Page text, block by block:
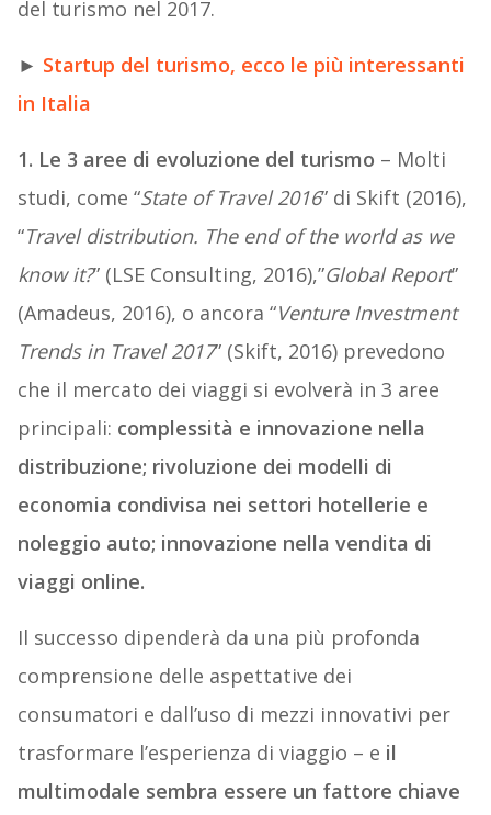
del turismo nel 2017.
► Startup del turismo, ecco le più interessanti
in Italia
1. Le 3 aree di evoluzione del turismo – Molti
studi, come “Stateof Travel 2016” di Skift (2016),
“Traveldistribution. The end of the world as we
know it?” (LSE Consulting, 2016),”GlobalReport”
(Amadeus, 2016), o ancora “VentureInvestment
Trends in Travel 2017” (Skift, 2016) prevedono
che il mercato dei viaggi si evolverà in 3 aree
principali: complessità e innovazione nella
distribuzione; rivoluzione dei modelli di
economia condivisa nei settori hotellerie e
noleggio auto; innovazione nella vendita di
viaggi online.
Il successo dipenderà da una più profonda
comprensione delle aspettative dei
consumatori e dall’uso di mezzi innovativi per
trasformare l’esperienza di viaggio – e il
multimodale sembra essere un fattore chiave